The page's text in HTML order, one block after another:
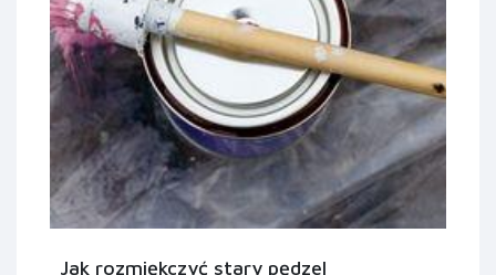
Jak rozmiękczyć stary pędzel